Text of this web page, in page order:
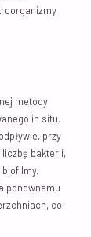
metody
in situ.
przy
bakterii,
ponownemu
co